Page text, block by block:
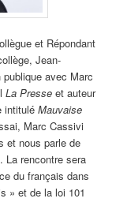
et Répondant
Jean-
avec Marc
La Presse et auteur
intituléMauvaise
Marc Cassivi
et nous parle de
La rencontre sera
du français dans
» et de la loi 101